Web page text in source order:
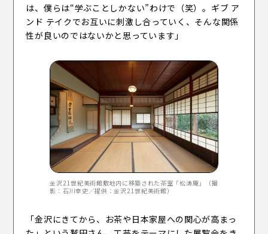
は、僕らは“学ぶことしかない”わけで（笑）。ギブ ア
ンド テイクでお互いに刺激し合っていく、そんな関係
性が良いのではないかと思っています」
金沢21世紀美術館敷地内に移築された茶室「松涛庵」（撮
影：石川幸史／提供：金沢21世紀美術館）
「金沢にきてから、お茶や日本家屋への関心が高まっ